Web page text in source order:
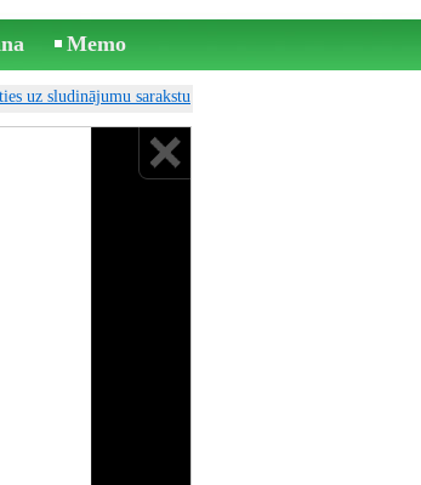
Memo
uz sludinājumu sarakstu